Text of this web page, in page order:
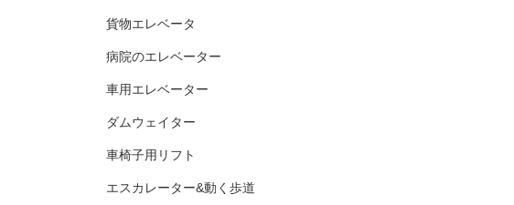
貨物エレベータ
病院のエレベーター
車用エレベーター
ダムウェイター
車椅子用リフト
エスカレーター&動く歩道